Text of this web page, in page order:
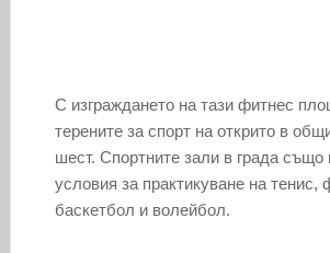
С изграждането на тази фитнес
терените за спорт на открито в
шест. Спортните зали в града също
условия за практикуване на тенис,
баскетбол и волейбол.